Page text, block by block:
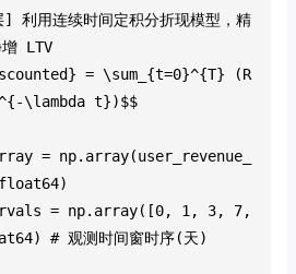
增 LTV
\lambda t})$$
# 观测时间窗时序(天)